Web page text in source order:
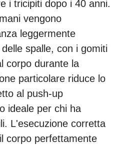
i tricipiti dopo i 40 anni.
vengono
leggermente
spalle, con i gomiti
corpo durante la
particolare riduce lo
al push-up
ideale per chi ha
L'esecuzione corretta
corpo perfettamente